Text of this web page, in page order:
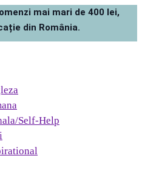
mai mari de 400 lei,
din România.
Self-Help